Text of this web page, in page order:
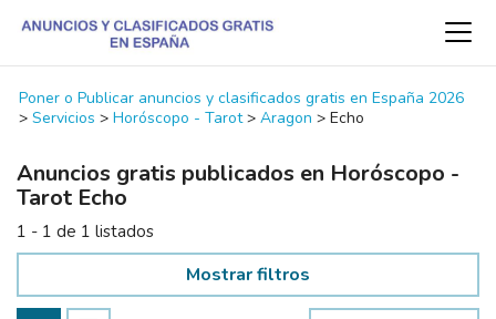
Poner o Publicar anuncios y clasificados gratis en España 2026
> Servicios > Horóscopo - Tarot > Aragon > Echo
Anuncios gratis publicados en Horóscopo -
Tarot Echo
1 - 1 de 1 listados
Mostrar filtros